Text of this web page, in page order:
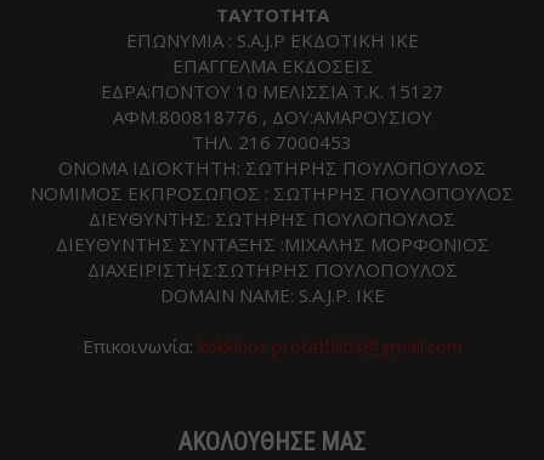
ΤΑΥΤΟΤΗΤΑ
ΕΠΩΝΥΜΙΑ : S.A.J.P ΕΚΔΟΤΙΚΗ ΙΚΕ
ΕΠΑΓΓΕΛΜΑ ΕΚΔΟΣΕΙΣ
ΕΔΡΑ:ΠΟΝΤΟΥ 10 ΜΕΛΙΣΣΙΑ Τ.Κ. 15127
ΑΦΜ.800818776 , ΔΟΥ:ΑΜΑΡΟΥΣΙΟΥ
ΤΗΛ. 216 7000453
ΟΝΟΜΑ ΙΔΙΟΚΤΗΤΗ: ΣΩΤΗΡΗΣ ΠΟΥΛΟΠΟΥΛΟΣ
ΝΟΜΙΜΟΣ ΕΚΠΡΟΣΩΠΟΣ : ΣΩΤΗΡΗΣ ΠΟΥΛΟΠΟΥΛΟΣ
ΔΙΕΥΘΥΝΤΗΣ: ΣΩΤΗΡΗΣ ΠΟΥΛΟΠΟΥΛΟΣ
ΔΙΕΥΘΥΝΤΗΣ ΣΥΝΤΑΞΗΣ :ΜΙΧΑΛΗΣ ΜΟΡΦΟΝΙΟΣ
ΔΙΑΧΕΙΡΙΣΤΗΣ:ΣΩΤΗΡΗΣ ΠΟΥΛΟΠΟΥΛΟΣ
DOMAIN NAME: S.A.J.P. IKE
Επικοινωνία: kokkinos.protathlitis@gmail.com
ΑΚΟΛΟΥΘΗΣΕ ΜΑΣ